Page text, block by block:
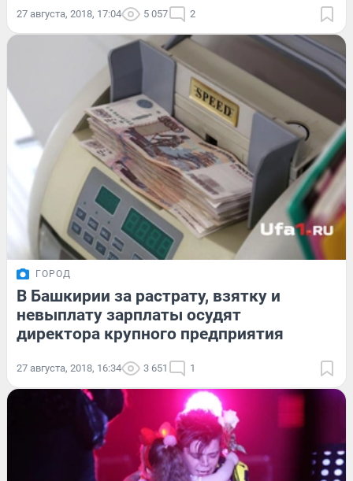
27 августа, 2018, 17:04 5 057 2
ГОРОД
В Башкирии за растрату, взятку и
невыплату зарплаты осудят
директора крупного предприятия
27 августа, 2018, 16:34 3 651 1